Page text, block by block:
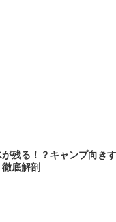
残る！？キャンプ向き
底解剖